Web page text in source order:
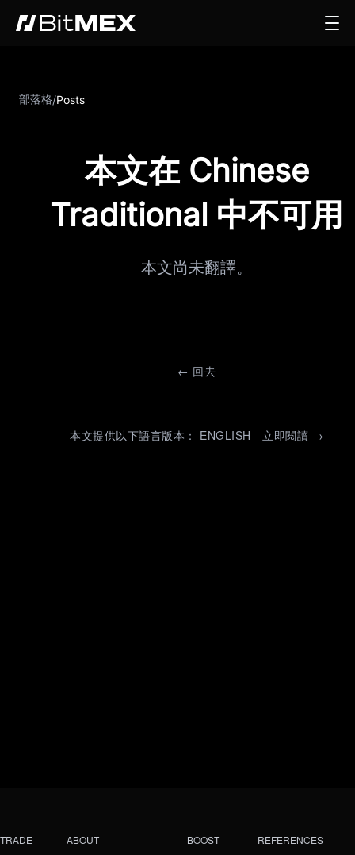
部落格/Posts
本文在 Chinese
Traditional 中不可用
本文尚未翻譯。
← 回去
本文提供以下語言版本： ENGLISH - 立即閱讀 →
TRADE ABOUT BOOST REFERENCES